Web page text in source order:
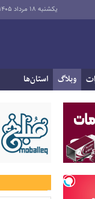
یکشنبه ۱۸ مرداد ۱۴۰۵
وبلاگ استان‌ها